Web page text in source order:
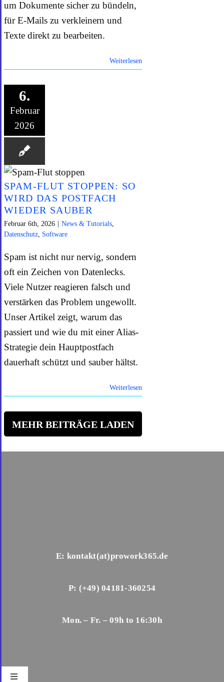
um Dokumente sicher zu bündeln,
für E-Mails zu verkleinern und
Texte direkt zu bearbeiten.
Weiterlesen
6.
Februar
2026
SPAM-FLUT STOPPEN: SO
WIRD DAS POSTFACH
WIEDER SAUBER
Februar 6th, 2026 | News & Tutorials
Datenschutz Software
Spam ist nicht nur nervig, sondern
oft ein Zeichen von Datenlecks.
Viele Nutzer reagieren falsch und
verstärken das Problem ungewollt.
Unser Artikel zeigt, warum das
passiert und wie du mit einer Alias-
Strategie dein Hauptpostfach
dauerhaft schützt und sauber hältst.
Weiterlesen
MEHR BEITRÄGE LADEN
E: kontakt(at)prowork365.de
P: (+49) 04181-360254
Mon. – Fr. – 09h to 16:30h
Toggle